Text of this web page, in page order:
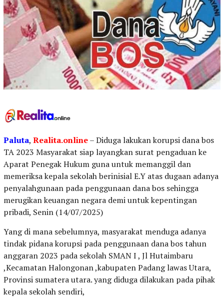
Paluta, Realita.online– Diduga lakukan korupsi dana bos
TA 2023 Masyarakat siap layangkan surat pengaduan ke
Aparat Penegak Hukum guna untuk memanggil dan
memeriksa kepala sekolah berinisial E.Y atas dugaan adanya
penyalahgunaan pada penggunaan dana bos sehingga
merugikan keuangan negara demi untuk kepentingan
pribadi, Senin (14/07/2025)
Yang di mana sebelumnya, masyarakat menduga adanya
tindak pidana korupsi pada penggunaan dana bos tahun
anggaran 2023 pada sekolah SMAN I , Jl Hutaimbaru
,Kecamatan Halongonan ,kabupaten Padang lawas Utara,
Provinsi sumatera utara. yang diduga dilakukan pada pihak
kepala sekolah sendiri,